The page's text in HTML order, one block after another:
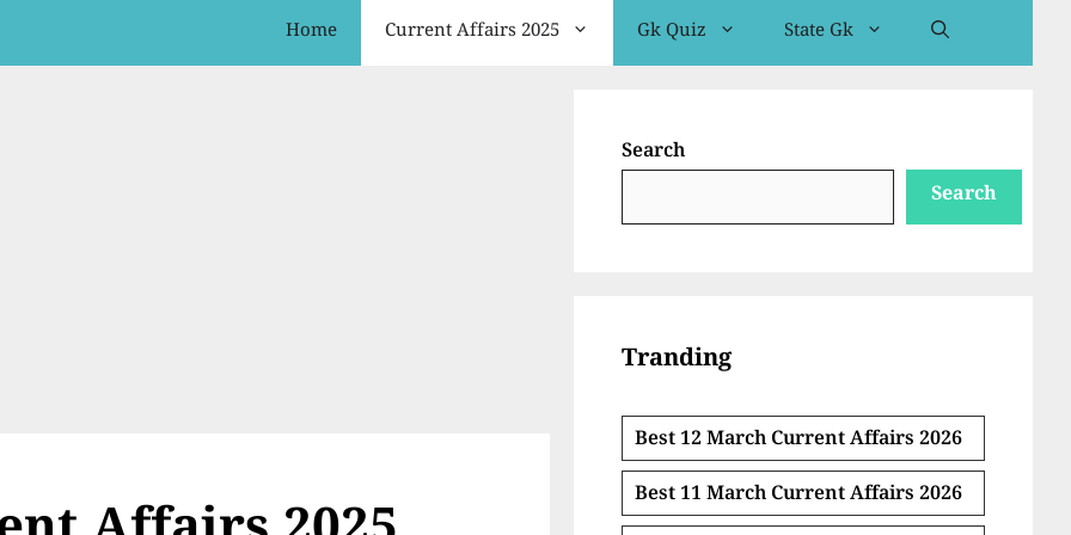
Home Current Affairs 2025 Gk Quiz State Gk
Search
Search
Tranding
Best 12 March Current Affairs 2026
Best 11 March Current Affairs 2026